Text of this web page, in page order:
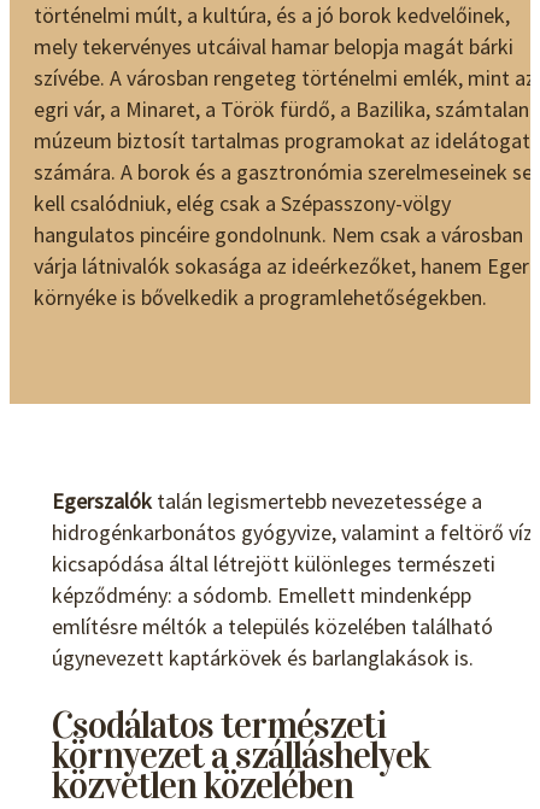
történelmi múlt, a kultúra, és a jó borok kedvelőinek,
mely tekervényes utcáival hamar belopja magát bárki
szívébe. A városban rengeteg történelmi emlék, mint az
egri vár, a Minaret, a Török fürdő, a Bazilika, számtalan
múzeum biztosít tartalmas programokat az
számára. A borok és a gasztronómia szerelmeseinek
kell csalódniuk, elég csak a Szépasszony-völgy
hangulatos pincéire gondolnunk. Nem csak a városban
várja látnivalók sokasága az ideérkezőket, hanem Eger
környéke is bővelkedik a programlehetőségekben.
Egerszalóktalán legismertebb nevezetessége a
hidrogénkarbonátos gyógyvize, valamint a feltörő víz
kicsapódása által létrejött különleges természeti
képződmény: a sódomb. Emellett mindenképp
említésre méltók a település közelében található
úgynevezett kaptárkövek és barlanglakások is.
Csodálatos természeti
környezet a szálláshelyek
közvetlen közelében